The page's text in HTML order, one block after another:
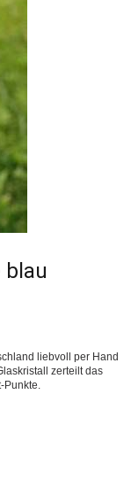
blau
liebvoll per Hand
zerteilt das
Punkte.